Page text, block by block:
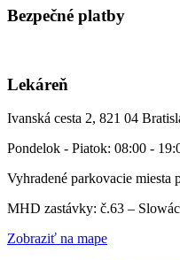
Bezpečné platby
Lekáreň
Ivanská cesta 2, 821 04
Pondelok - Piatok: 08:00 -
Vyhradené parkovacie miesta
MHD zastávky: č.63 –
Zobraziť na mape